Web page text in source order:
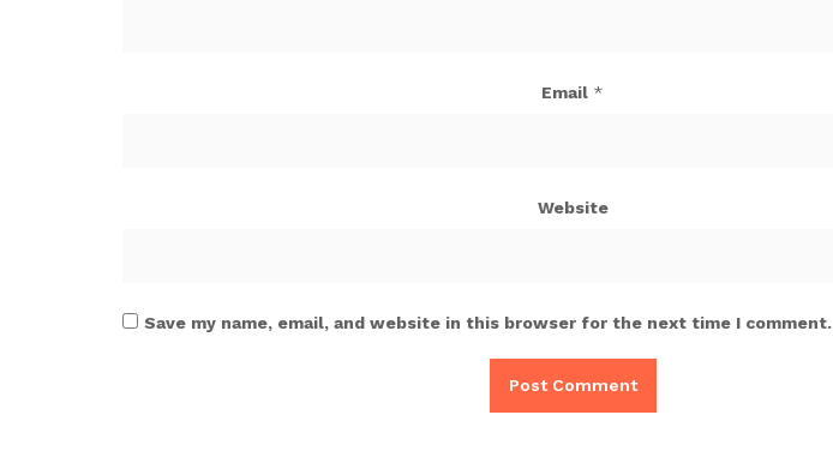
Email *
Website
Save my name, email, and website in this browser for the next time I comment.